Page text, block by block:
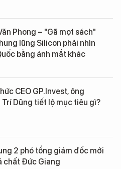
Phong – "Gã mọt sách"
lũng Silicon phải nhìn
bằng ánh mắt khác
CEO GP.Invest, ông
Trí Dũng tiết lộ mục tiêu gì?
2 phó tổng giám đốc mới
chất Đức Giang